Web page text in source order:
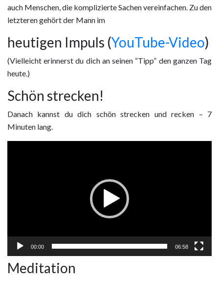
auch Menschen, die komplizierte Sachen vereinfachen. Zu den
letzteren gehört der Mann im
heutigen Impuls (YouTube-Video)
(Vielleicht erinnerst du dich an seinen “Tipp” den ganzen Tag
heute.)
Schön strecken!
Danach kannst du dich schön strecken und recken – 7
Minuten lang.
00:00 06:58
Meditation